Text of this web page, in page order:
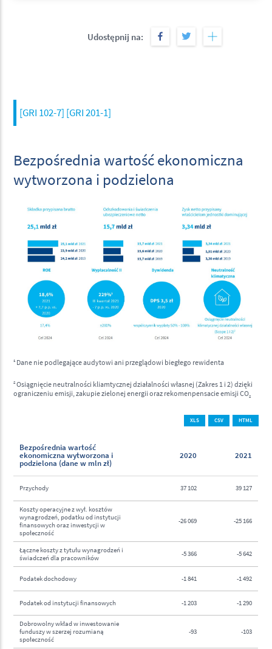
Udostępnij na:
[GRI 102-7] [GRI 201-1]
Bezpośrednia wartość ekonomiczna
wytworzona i podzielona
1 Dane nie podlegające audytowi ani przeglądowi biegłego rewidenta
2Osiągnięcie neutralności kliamtycznej działalności własnej (Zakres 1 i 2) dzięki
ograniczeniu emisji, zakupie zielonej energii oraz rekomenpensacie emisji CO2
XLS CSV HTML
Bezpośrednia wartość
ekonomiczna wytworzona i
podzielona (dane w mln zł)
2020 2021
Przychody 37 102 39 127
Koszty operacyjne z wył. kosztów
wynagrodzeń, podatku od instytucji
finansowych oraz inwestycji w
społeczność
-26 069 -25 166
Łączne koszty z tytułu wynagrodzeń i
świadczeń dla pracowników
-5 366 -5 642
Podatek dochodowy -1 841 -1 492
Podatek od instytucji finansowych -1 203 -1 290
Dobrowolny wkład w inwestowanie
funduszy w szerzej rozumianą
społeczność
-93 -103